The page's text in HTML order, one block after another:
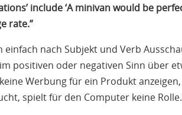
include ‘A minivan would be
rate.”
nach Subjekt und Verb
positiven oder negativen Sinn über
Werbung für ein Produkt
spielt für den Computer keine Rolle.